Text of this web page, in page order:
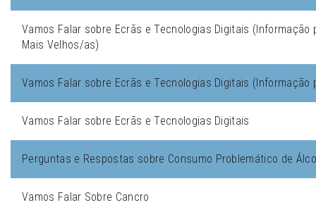
Vamos Falar sobre Ecrãs e Tecnologias Digitais (Informação
Mais Velhos/as)
Vamos Falar sobre Ecrãs e Tecnologias Digitais
Vamos Falar sobre Ecrãs e Tecnologias Digitais
Perguntas e Respostas sobre Consumo Problemático de
Vamos Falar Sobre Cancro